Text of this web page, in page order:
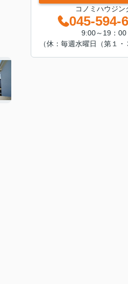
コノミハウジン
045-594-
9:00～19：00
（休：毎週水曜日（第１・